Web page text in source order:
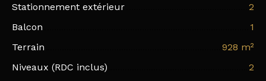
Stationnement extérieur
2
Balcon
1
Terrain
928 m²
Niveaux (RDC inclus)
2